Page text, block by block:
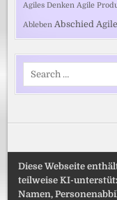
Agiles Denken Agile
Ableben Abschied Agile
Search
Diese Webseite
teilweise KI-
Namen,